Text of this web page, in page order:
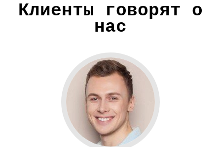
Клиенты говорят о
нас